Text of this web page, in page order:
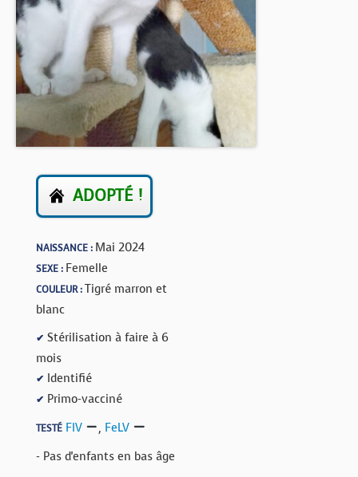
BOUTIQUE
FORUM
ADOPTÉ !
NAISSANCE : Mai 2024
SEXE : Femelle
COULEUR :Tigré marron et
blanc
✔ Stérilisation à faire à 6
mois
✔ Identifié
✔ Primo-vacciné
TESTÉ FIV , FeLV
- Pas d'enfants en bas âge